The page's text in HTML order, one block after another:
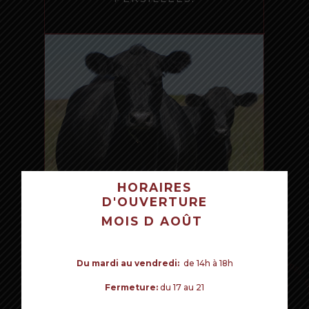
VOTRE PANIER EST VIDE POUR LE
MOMENT.
LA RACE ABERDEEN
ANGUS, D’ORIGINE
MEILLEURES RACES
POUR LA PRODUCTION
HORAIRES
D'OUVERTURE
MOIS D AOÛT
Du mardi au vendredi: de 14h à 18h
Fermeture: du 17 au 21